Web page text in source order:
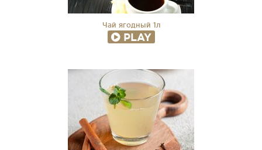
Чай ягодный 1л
PLAY